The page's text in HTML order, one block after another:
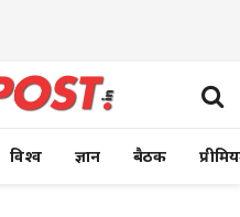
विश्व ज्ञान बैठक